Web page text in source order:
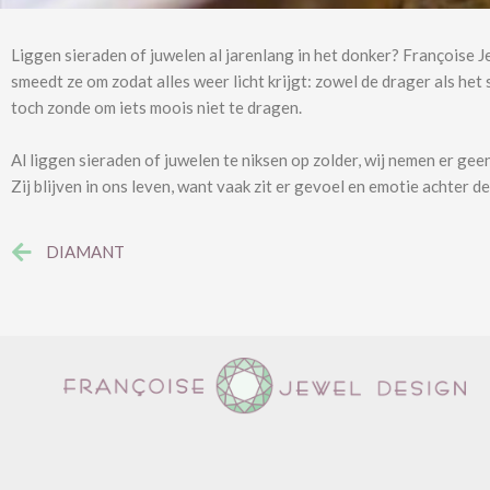
Liggen sieraden of juwelen al jarenlang in het donker? Françoise
smeedt ze om zodat alles weer licht krijgt: zowel de drager als het
toch zonde om iets moois niet te dragen.
Al liggen sieraden of juwelen te niksen op zolder, wij nemen er
Zij blijven in ons leven, want vaak zit er gevoel en emotie achter
DIAMANT